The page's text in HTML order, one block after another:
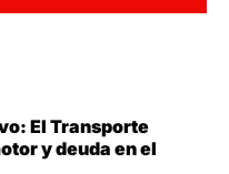
El Transporte
y deuda en el